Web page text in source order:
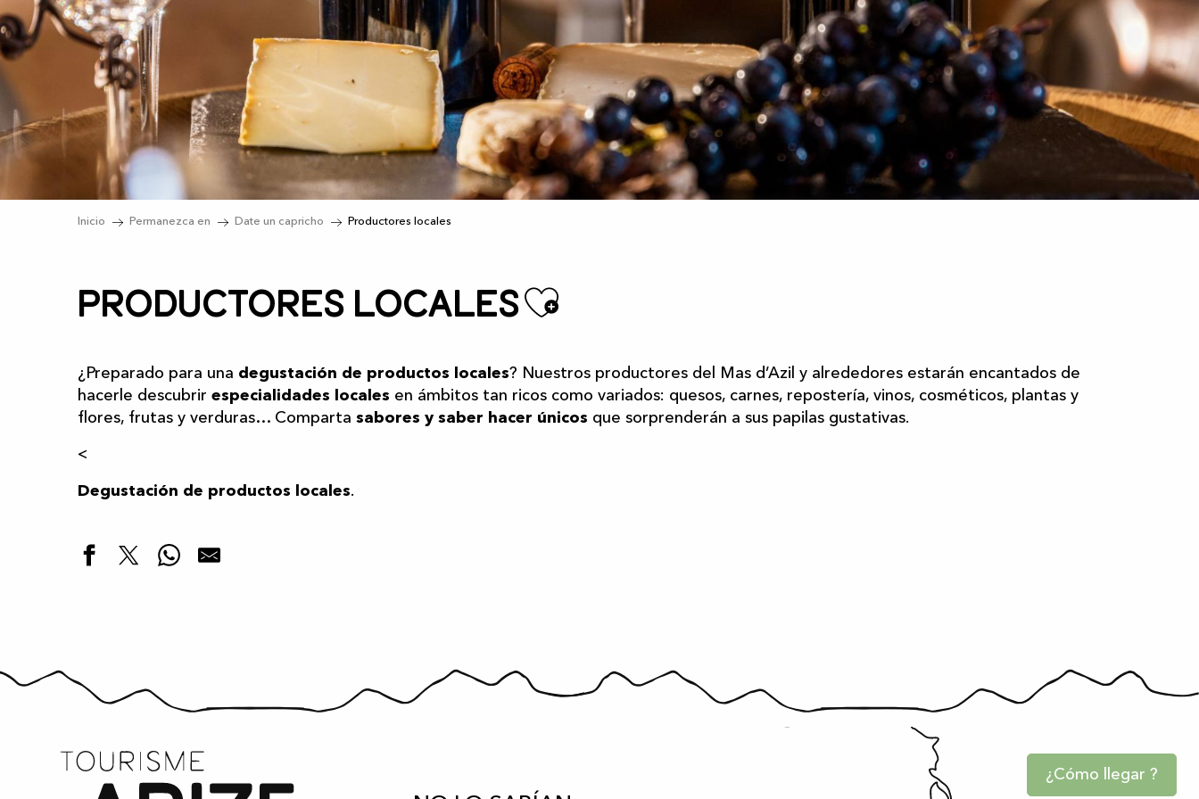
Inicio Permanezca en Date un capricho Productores locales
Productores localesAjouter aux favoris
¿Preparado para una degustación de productos locales? Nuestros productores del Mas d’Azil y alrededores estarán encantados de
hacerle descubrir especialidades locales en ámbitos tan ricos como variados: quesos, carnes, repostería, vinos, cosméticos, plantas y
flores, frutas y verduras… Comparta sabores y saber hacer únicos que sorprenderán a sus papilas gustativas.
<
Degustación de productos locales.
Ferme de Portecluse
Charcuteries d'Occitanie
Les Tindoulets de la Figo
Tienda de productos locales Localim
La ferme de Taux
Ferme de Castel Pouzouilh
¿Cómo llegar ?